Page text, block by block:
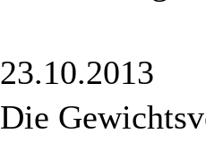
23.10.2013
Die